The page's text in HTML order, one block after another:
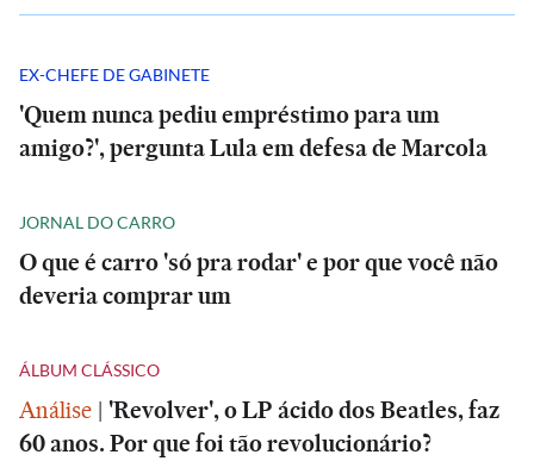
EX-CHEFE DE GABINETE
'Quem nunca pediu empréstimo para um
amigo?', pergunta Lula em defesa de Marcola
JORNAL DO CARRO
O que é carro 'só pra rodar' e por que você não
deveria comprar um
ÁLBUM CLÁSSICO
Análise | 'Revolver', o LP ácido dos Beatles, faz
60 anos. Por que foi tão revolucionário?